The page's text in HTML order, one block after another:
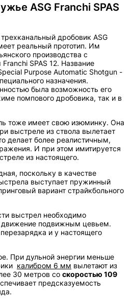
ASG Franchi SPAS
дробовик ASG
реальный прототип. Им
производства с
SPAS 12. Название
Purpose Automatic Shotgun -
назначения.
была возможность его
помпового дробовика, так и в
тоже имеет свою изюминку. Она
выстреле из ствола вылетает
делает более реалистичным,
И при этом имитируется
из настоящего.
поскольку в качестве
выступает пружинный
вариант страйкбольного
выстрел необходимо
движение подвижным цевьем.
и у настоящего
При дульной энергии меньше
калибром 6 мм вылетают из
30 метров со скоростью 109
предсказуемость